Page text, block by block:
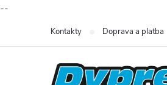
--
Kontakty Doprava a platba